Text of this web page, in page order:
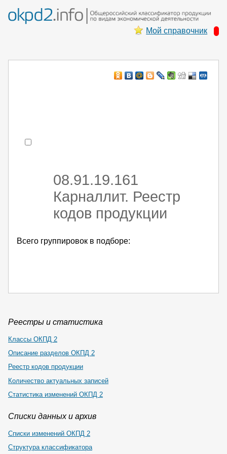
Мой справочник
08.91.19.161
Карналлит. Реестр
кодов продукции
Всего группировок в подборе:
Реестры и статистика
Классы ОКПД 2
Описание разделов ОКПД 2
Реестр кодов продукции
Количество актуальных записей
Статистика изменений ОКПД 2
Списки данных и архив
Списки изменений ОКПД 2
Структура классификатора